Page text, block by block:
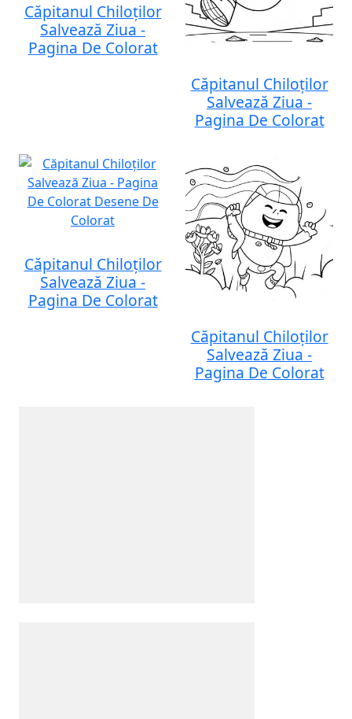
Căpitanul Chiloților
Salvează Ziua -
Pagina De Colorat
Căpitanul Chiloților
Salvează Ziua -
Pagina De Colorat
Căpitanul Chiloților
Salvează Ziua -
Pagina De Colorat
Căpitanul Chiloților
Salvează Ziua -
Pagina De Colorat